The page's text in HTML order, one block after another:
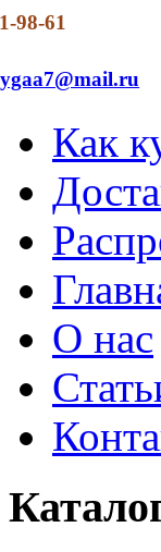
98-61
Как
О нас